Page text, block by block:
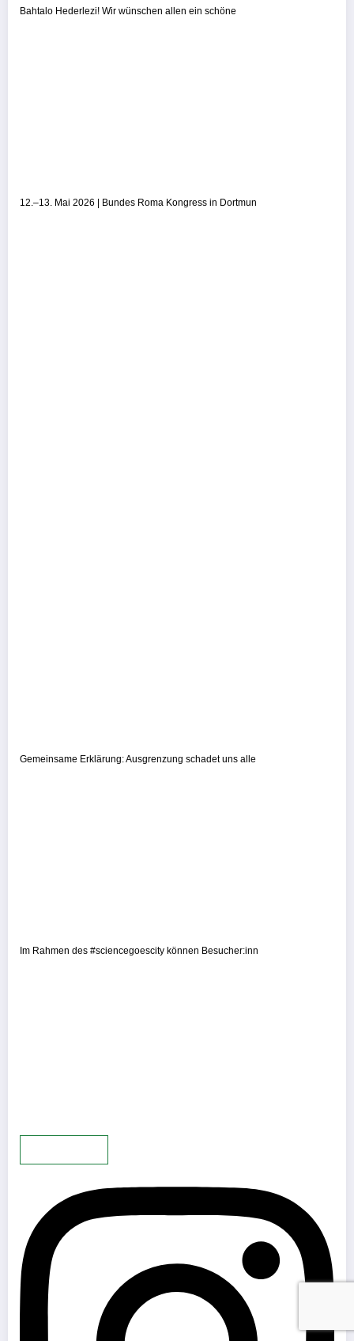
Bahtalo Hederlezi! Wir wünschen allen ein schöne
12.–13. Mai 2026 | Bundes Roma Kongress in Dortmun
Gemeinsame Erklärung: Ausgrenzung schadet uns alle
Im Rahmen des #sciencegoescity können Besucher:inn